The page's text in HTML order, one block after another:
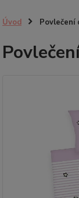
Úvod Povlečení